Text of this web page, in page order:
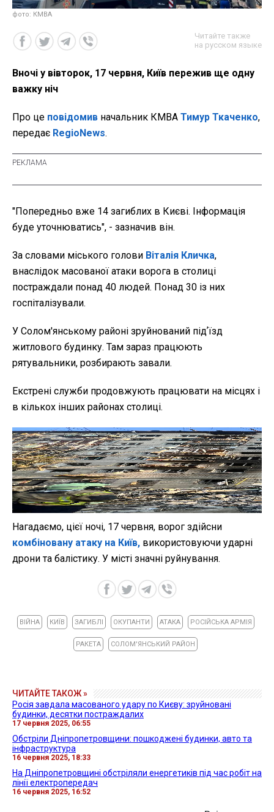
фото: КМВА
Читайте также
на русском языке
Вночі у вівторок, 17 червня, Київ пережив ще одну
важку ніч
Про це повідомив начальник КМВА Тимур Ткаченко,
передає RegioNews.
"Попередньо вже 14 загиблих в Києві. Інформація
буде уточнюватись", - зазначив він.
За словами міського голови Віталія Кличка,
внаслідок масованої атаки ворога в столиці
постраждали понад 40 людей. Понад 30 із них
госпіталізували.
У Солом'янському районі зруйнований підʼїзд
житлового будинку. Там зараз працюють
рятувальники, розбирають завали.
Екстрені служби продовжують працювати на місцях і
в кількох інших районах столиці.
Нагадаємо, цієї ночі, 17 червня, ворог здійсни
комбіновану атаку на Київ, використовуючи ударні
дрони та балістику. У місті значні руйнування.
ВІЙНА КИЇВ ЗАГИБЛІ ОКУПАНТИ АТАКА РОСІЙСЬКА АРМІЯ
РАКЕТА СОЛОМ'ЯНСЬКИЙ РАЙОН
ЧИТАЙТЕ ТАКОЖ »
Росія завдала масованого удару по Києву: зруйновані
будинки, десятки постраждалих
17 червня 2025, 06:55
Обстріли Дніпропетровщини: пошкоджені будинки, авто та
інфраструктура
16 червня 2025, 18:33
На Дніпропетровщині обстріляли енергетиків під час робіт на
лінії електропередач
16 червня 2025, 16:52